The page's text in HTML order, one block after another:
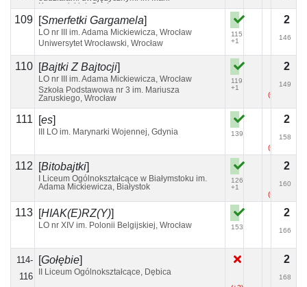
Konopnickiej, Opole
109 [Smerfetki Gargamela]
LO nr III im. Adama Mickiewicza, Wrocław
Uniwersytet Wrocławski, Wrocław
115
+1
2
146
110 [Bajtki Z Bajtocji]
LO nr III im. Adama Mickiewicza, Wrocław
Szkoła Podstawowa nr 3 im. Mariusza
Zaruskiego, Wrocław
119
+1
(+1)
2
149
111 [es]
III LO im. Marynarki Wojennej, Gdynia
139
(+1)
2
158
112 [Bitobajtki]
I Liceum Ogólnokształcące w Białymstoku im.
Adama Mickiewicza, Białystok
126
+1
(+1)
2
160
113 [HIAK(E)RZ(Y)]
LO nr XIV im. Polonii Belgijskiej, Wrocław 153
2
166
114-
116
[Gołębie]
II Liceum Ogólnokształcące, Dębica
2
168